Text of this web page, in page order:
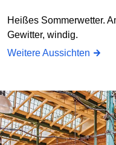
Heißes Sommerwetter.
Gewitter, windig.
Weitere Aussichten